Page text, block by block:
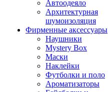
Автоодеяло
Архитектурная
шумоизоляция
Фирменные аксессуары
Наушники
Mystery Box
Маски
Наклейки
Футболки и поло
Ароматизаторы